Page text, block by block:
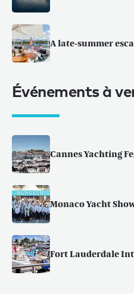
A late-summer
Événements à
Cannes Yachting
Monaco Yacht
Fort Lauderdale